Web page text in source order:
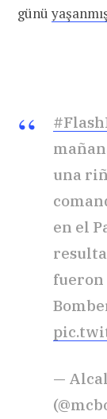
günü
una
en el
fueron
—